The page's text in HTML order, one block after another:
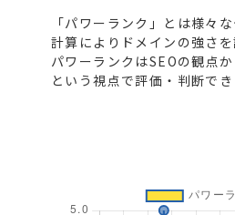
「パワーランク」とは様々
計算によりドメインの強さを
パワーランクはSEOの観点
という視点で評価・判断でき